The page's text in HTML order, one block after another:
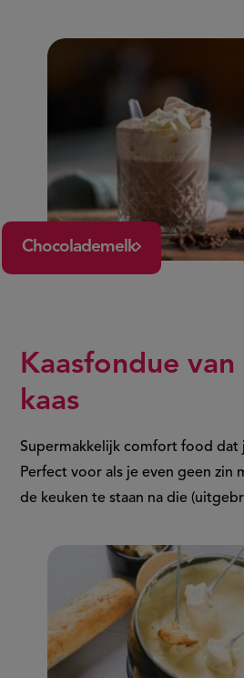
Chocolademelk
Kaasfondue van
kaas
Supermakkelijk comfort food dat
Perfect voor als je even geen zin
de keuken te staan na die